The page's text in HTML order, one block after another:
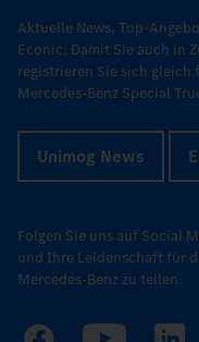
Aktuelle News, Top-
Econic: Damit Sie auch in
registrieren Sie sich gleich
Mercedes-Benz Special
Unimog News
Folgen Sie uns auf Social
und Ihre Leidenschaft für
Mercedes-Benz zu teilen.